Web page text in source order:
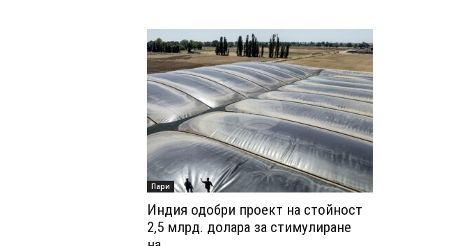
Пари
Индия одобри проект на стойност
2,5 млрд. долара за стимулиране